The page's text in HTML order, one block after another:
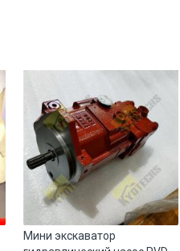
Мини экскаватор